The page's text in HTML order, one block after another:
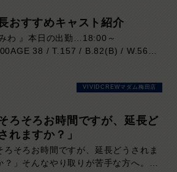
おすすめキャスト紹介
みわ 』本日の出勤…18:00～
38 / T.157 / B.82(B) / W.56 /
凛とした美しさがありながら、実際は
さも兼ね備えています。細やかな気配
穏やかな雰囲気はまさに癒しそのも
お仕事は未経験だからこその初々しさ
今しか味わえない特別な魅力です。会
引き出しも豊富。飾らない笑顔と包み
VIVIDCREWマダム梅田店
そろそろお時間ですが、延長ど
れますか？」
ろそろお時間ですが、延長どうされま
？」そんなやり取りが苦手な方へ。